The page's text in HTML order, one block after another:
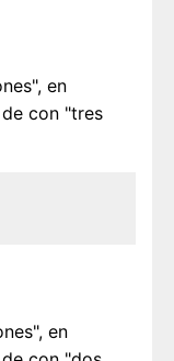
en
con "tres
en